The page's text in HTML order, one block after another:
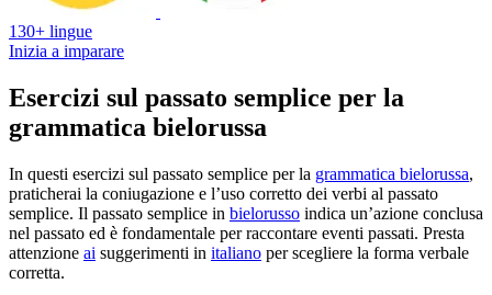
130+ lingue
Inizia a imparare
Esercizi sul passato semplice per la
grammatica bielorussa
In questi esercizi sul passato semplice per la grammatica bielorussa,
praticherai la coniugazione e l’uso corretto dei verbi al passato
semplice. Il passato semplice in bielorusso indica un’azione conclusa
nel passato ed è fondamentale per raccontare eventi passati. Presta
attenzione ai suggerimenti in italiano per scegliere la forma verbale
corretta.